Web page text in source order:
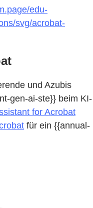
edu-
svg/acrobat-
und Azubis
gen-ai-ste}} beim KI-
for Acrobat
für ein {{annual-